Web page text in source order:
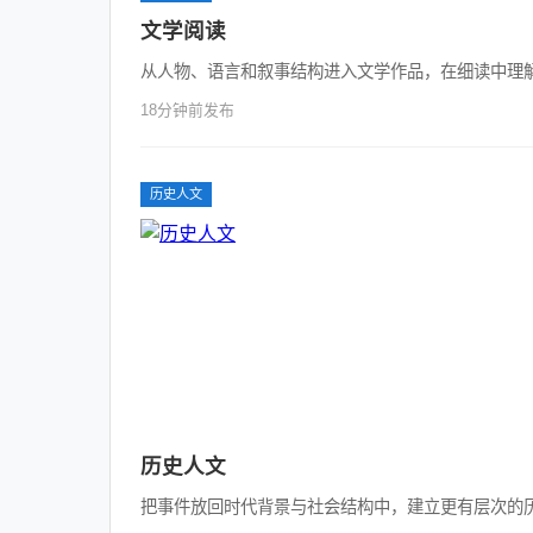
文学阅读
从人物、语言和叙事结构进入文学作品，在细读中理
18分钟前发布
历史人文
历史人文
把事件放回时代背景与社会结构中，建立更有层次的